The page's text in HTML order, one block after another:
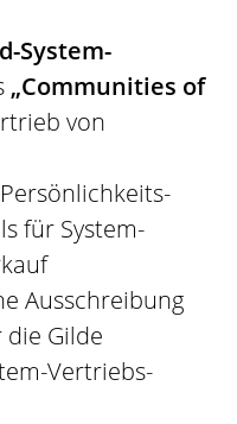
System-
„Communities of
von
für System-
Ausschreibung
Gilde
Vertriebs-